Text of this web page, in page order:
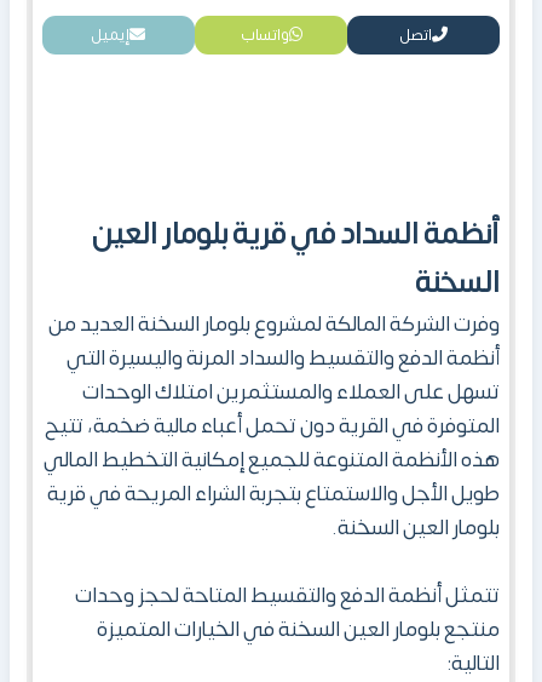
اتصل واتساب إيميل
أنظمة السدادفيقرية بلومار العين
السخنة
وفرت الشركة المالكة لمشروع بلومار السخنة العديد من
أنظمة الدفع والتقسيط والسداد المرنة واليسيرة التي
تسهل على العملاء والمستثمرين امتلاك الوحدات
المتوفرة في القرية دون تحمل أعباء مالية ضخمة، تتيح
هذه الأنظمة المتنوعة للجميع إمكانية التخطيط المالي
طويل الأجل والاستمتاع بتجربة الشراء المريحة في قرية
بلومار العين السخنة.
تتمثل أنظمة الدفع والتقسيط المتاحة لحجز وحدات
منتجع بلومار العين السخنة في الخيارات المتميزة
التالية: